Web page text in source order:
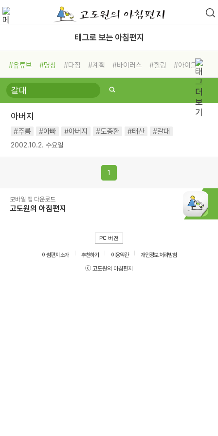
태그로 보는 아침편지
#유튜브 #명상 #다짐 #계획 #바이러스 #힐링
#아이들
#비전캠프
#독서캠프 #삶
#희망
#나눔 #친구 #링컨학교
#독서
아버지
#주름 #아빠 #아버지 #도종환 #태산 #갈대
2002.10.2. 수요일
1
모바일 앱 다운로드
고도원의 아침편지
PC 버전
아침편지 소개 추천하기 이용약관
개인정보 처리방침
ⓒ 고도원의 아침편지